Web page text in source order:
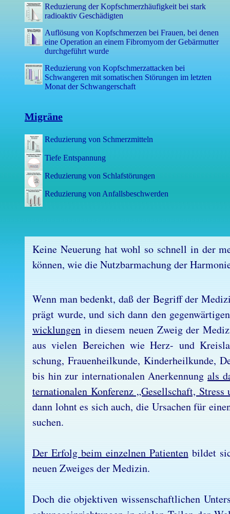
Reduzierung der Kopfschmerzhäufigkeit bei stark
radioaktiv Geschädigten
Auflösung von Kopfschmerzen bei Frauen, bei denen
eine Operation an einem Fibromyom der Gebärmutter
durchgeführt wurde
Reduzierung von Kopfschmerzattacken bei
Schwangeren mit somatischen Störungen im letzten
Monat der Schwangerschaft
Migräne
Reduzierung von Schmerzmitteln
Tiefe Entspannung
Reduzierung von Schlafstörungen
Reduzierung von Anfallsbeschwerden
Kei­ne Neue­rung hat wohl so schnell in der
kön­nen, wie die Nutz­bar­ma­chung der
Wenn man be­denkt, daß der Be­griff der
prägt wur­de, und sich dann den
wick­lun­gen in die­sem neu­en Zweig der
aus vie­len Be­rei­chen wie Herz- und
schung, Frau­en­heil­kun­de, Kin­der­heil­kun­de,
bis hin zur in­ter­na­tio­na­len An­er­ken­nungals
ter­na­tio­na­len Kon­fe­renz „Ge­sell­schaft,
dann lohnt es sich auch, die Ur­sa­chen für
su­chen.
Der Er­folg beim ein­zel­nen Pa­ti­en­tenbil­det
neu­en Zwei­ges der Me­di­zin.
Doch die ob­jek­ti­ven wis­sen­schaft­li­chen